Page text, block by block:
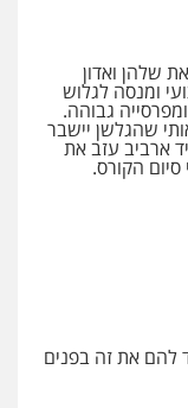
שלהן ואדון
ומנסה לגלוש
גבוהה.
שהגלשן יישבר
ארביב עזב את
הקורס.
להם את זה בפנים
לבן פשיעה